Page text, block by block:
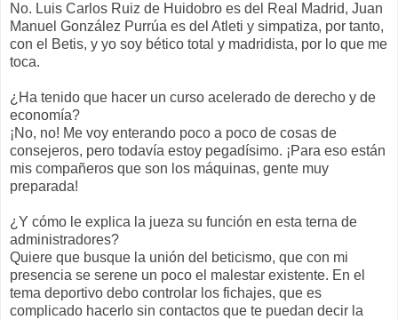
No. Luis Carlos Ruiz de Huidobro es del Real Madrid, Juan
Manuel González Purrúa es del Atleti y simpatiza, por tanto,
con el Betis, y yo soy bético total y madridista, por lo que me
toca.
¿Ha tenido que hacer un curso acelerado de derecho y de
economía?
¡No, no! Me voy enterando poco a poco de cosas de
consejeros, pero todavía estoy pegadísimo. ¡Para eso están
mis compañeros que son los máquinas, gente muy
preparada!
¿Y cómo le explica la jueza su función en esta terna de
administradores?
Quiere que busque la unión del beticismo, que con mi
presencia se serene un poco el malestar existente. En el
tema deportivo debo controlar los fichajes, que es
complicado hacerlo sin contactos que te puedan decir la